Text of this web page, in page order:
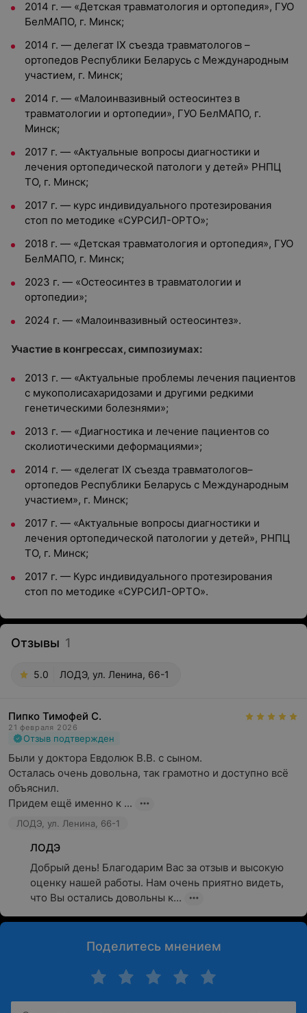
2014 г. — «Детская травматология и ортопедия», ГУО
БелМАПО, г. Минск;
2014 г. — делегат IX съезда травматологов –
ортопедов Республики Беларусь с Международным
участием, г. Минск;
2014 г. — «Малоинвазивный остеосинтез в
травматологии и ортопедии», ГУО БелМАПО, г.
Минск;
2017 г. — «Актуальные вопросы диагностики и
лечения ортопедической патологи у детей» РНПЦ
ТО, г. Минск;
2017 г. — курс индивидуального протезирования
стоп по методике «СУРСИЛ-ОРТО»;
2018 г. — «Детская травматология и ортопедия», ГУО
БелМАПО, г. Минск;
2023 г. — «Остеосинтез в травматологии и
ортопедии»;
2024 г. — «Малоинвазивный остеосинтез».
Участие в конгрессах, симпозиумах:
2013 г. — «Актуальные проблемы лечения пациентов
с мукополисахаридозами и другими редкими
генетическими болезнями»;
2013 г. — «Диагностика и лечение пациентов со
сколиотическими деформациями»;
2014 г. — «делегат IX съезда травматологов–
ортопедов Республики Беларусь с Международным
участием», г. Минск;
2017 г. — «Актуальные вопросы диагностики и
лечения ортопедической патологии у детей», РНПЦ
ТО, г. Минск;
2017 г. — Курс индивидуального протезирования
стоп по методике «СУРСИЛ-ОРТО».
Отзывы 1
5.0 ЛОДЭ, ул. Ленина, 66-1
Пипко Тимофей С.
21 февраля 2026
Отзыв подтвержден
Были у доктора Евдолюк В.В. с сыном.
Осталась очень довольна, так грамотно и доступно всё
объяснил.
Придем ещё именно к ...
ЛОДЭ, ул. Ленина, 66-1
ЛОДЭ
Добрый день! Благодарим Вас за отзыв и высокую
оценку нашей работы. Нам очень приятно видеть,
что Вы остались довольны к...
Поделитесь мнением